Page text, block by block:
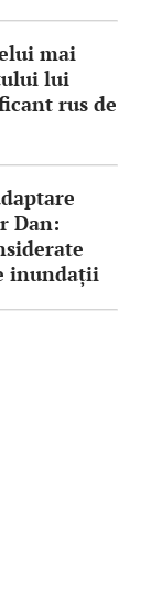
mai
lui
rus de
Dan:
inundații